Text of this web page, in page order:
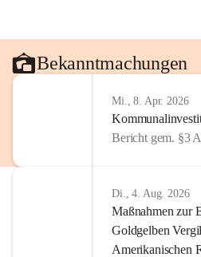
Bekanntmachungen
Mi., 8. Apr. 2026
Bericht gem. §3
Di., 4. Aug. 2026
Maßnahmen zur
Goldgelben
Amerikanischen